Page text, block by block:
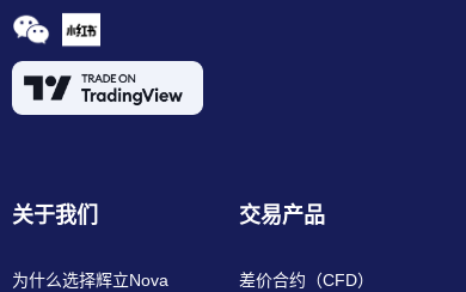
关于我们
为什么选择辉立Nova
交易产品
差价合约（CFD）